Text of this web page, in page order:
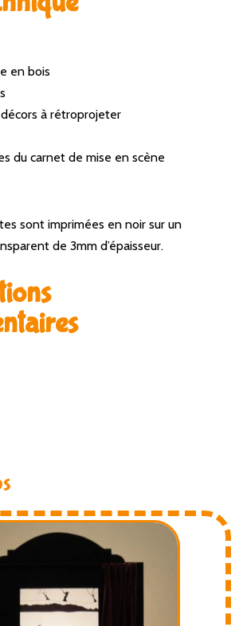
en bois
décors à rétroprojeter
du carnet de mise en scène
sont imprimées en noir sur un
de 3mm d’épaisseur.